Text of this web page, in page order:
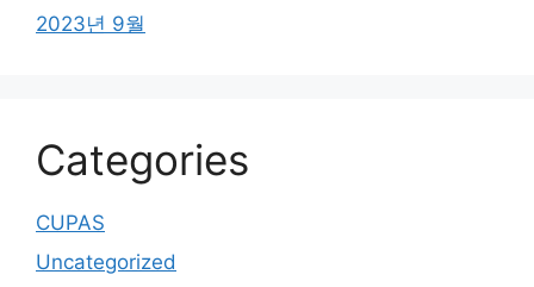
2023년 9월
Categories
CUPAS
Uncategorized